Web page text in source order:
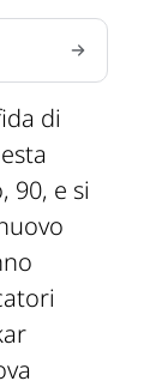
di
90, e si